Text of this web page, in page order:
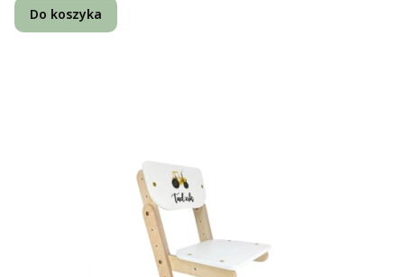
Do koszyka